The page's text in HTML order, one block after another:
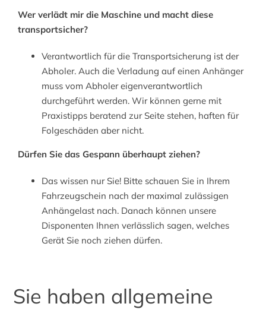
Wer verlädt mir die Maschine und macht diese
transportsicher?
Verantwortlich für die Transportsicherung ist der
Abholer. Auch die Verladung auf einen Anhänger
muss vom Abholer eigenverantwortlich
durchgeführt werden. Wir können gerne mit
Praxistipps beratend zur Seite stehen, haften für
Folgeschäden aber nicht.
Dürfen Sie das Gespann überhaupt ziehen?
Das wissen nur Sie! Bitte schauen Sie in Ihrem
Fahrzeugschein nach der maximal zulässigen
Anhängelast nach. Danach können unsere
Disponenten Ihnen verlässlich sagen, welches
Gerät Sie noch ziehen dürfen.
Sie haben allgemeine